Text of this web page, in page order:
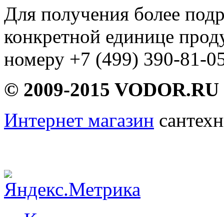
Для получения более
конкретной единице
номеру +7 (499) 390-81-
© 2009-2015 VODOR.RU
Интернет магазин